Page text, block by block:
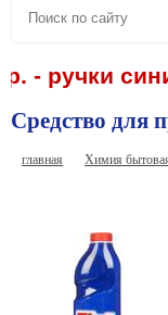
- ручки
Средство для
главная Химия